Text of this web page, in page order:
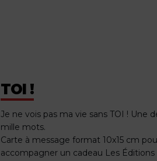
TOI !
Je ne vois pas ma vie sans TOI ! Une
mille mots.
Carte à message format 10x15 cm
accompagner un cadeau Les Éditions